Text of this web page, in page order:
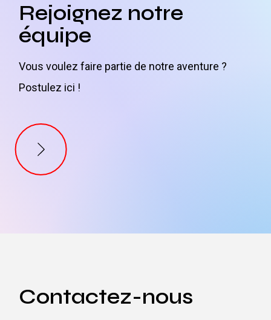
Rejoignez notre
équipe
Vous voulez faire partie de notre aventure ?
Postulez ici !
Contactez-nous